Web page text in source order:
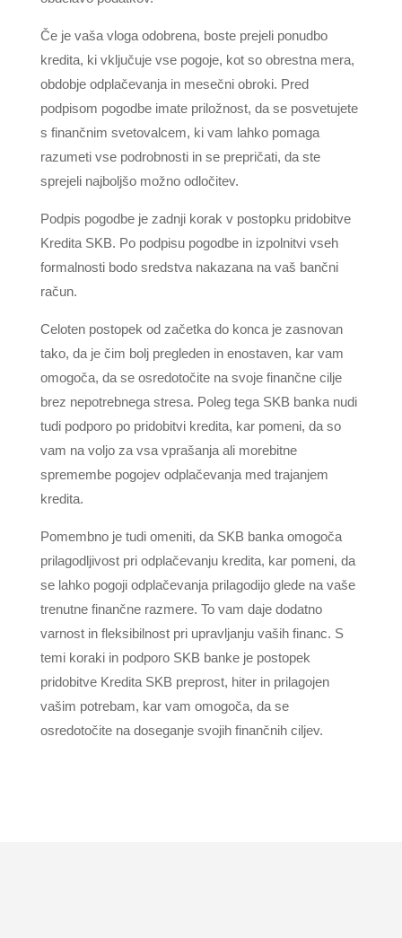
Če je vaša vloga odobrena, boste prejeli ponudbo
kredita, ki vključuje vse pogoje, kot so obrestna mera,
obdobje odplačevanja in mesečni obroki. Pred
podpisom pogodbe imate priložnost, da se posvetujete
s finančnim svetovalcem, ki vam lahko pomaga
razumeti vse podrobnosti in se prepričati, da ste
sprejeli najboljšo možno odločitev.
Podpis pogodbe je zadnji korak v postopku pridobitve
Kredita SKB. Po podpisu pogodbe in izpolnitvi vseh
formalnosti bodo sredstva nakazana na vaš bančni
račun.
Celoten postopek od začetka do konca je zasnovan
tako, da je čim bolj pregleden in enostaven, kar vam
omogoča, da se osredotočite na svoje finančne cilje
brez nepotrebnega stresa. Poleg tega SKB banka nudi
tudi podporo po pridobitvi kredita, kar pomeni, da so
vam na voljo za vsa vprašanja ali morebitne
spremembe pogojev odplačevanja med trajanjem
kredita.
Pomembno je tudi omeniti, da SKB banka omogoča
prilagodljivost pri odplačevanju kredita, kar pomeni, da
se lahko pogoji odplačevanja prilagodijo glede na vaše
trenutne finančne razmere. To vam daje dodatno
varnost in fleksibilnost pri upravljanju vaših financ. S
temi koraki in podporo SKB banke je postopek
pridobitve Kredita SKB preprost, hiter in prilagojen
vašim potrebam, kar vam omogoča, da se
osredotočite na doseganje svojih finančnih ciljev.